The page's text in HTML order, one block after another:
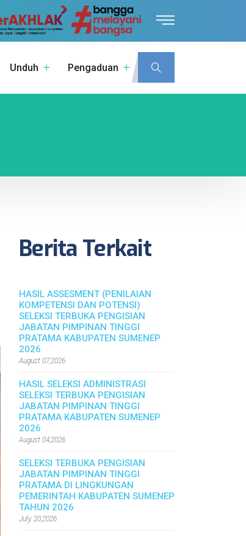
Unduh Pengaduan
Berita Terkait
HASIL ASSESMENT (PENILAIAN
KOMPETENSI DAN POTENSI)
SELEKSI TERBUKA PENGISIAN
JABATAN PIMPINAN TINGGI
PRATAMA KABUPATEN SUMENEP
2026
August 07,2026
HASIL SELEKSI ADMINISTRASI
SELEKSI TERBUKA PENGISIAN
JABATAN PIMPINAN TINGGI
PRATAMA KABUPATEN SUMENEP
2026
August 04,2026
SELEKSI TERBUKA PENGISIAN
JABATAN PIMPINAN TINGGI
PRATAMA DI LINGKUNGAN
PEMERINTAH KABUPATEN SUMENEP
TAHUN 2026
July 20,2026